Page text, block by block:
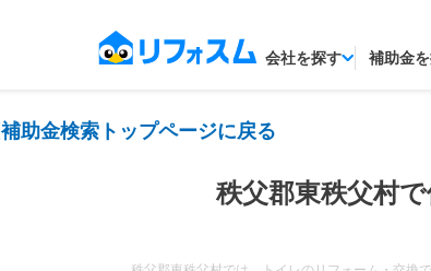
会社を探す 補助金
補助金検索トップページに戻る
秩父郡東秩父村